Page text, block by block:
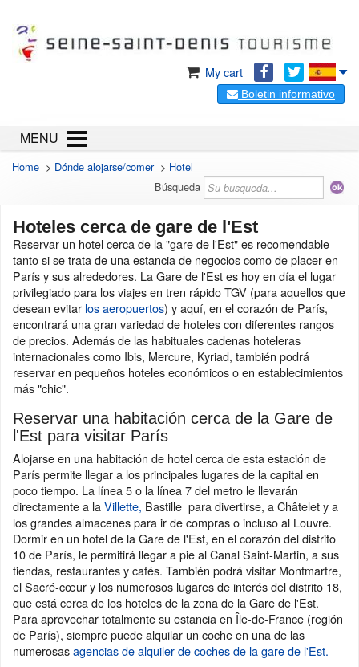
My cart
Boletin informativo
MENU
Home > Dónde alojarse/comer> Hotel
Búsqueda
Hoteles cerca de gare de l'Est
Reservar un hotel cerca de la "gare de l'Est" es recomendable
tanto si se trata de una estancia de negocios como de placer en
París y sus alrededores. La Gare de l'Est es hoy en día el lugar
privilegiado para los viajes en tren rápido TGV (para aquellos que
desean evitar los aeropuertos) y aquí, en el corazón de París,
encontrará una gran variedad de hoteles con diferentes rangos
de precios. Además de las habituales cadenas hoteleras
internacionales como Ibis, Mercure, Kyriad, también podrá
reservar en pequeños hoteles económicos o en establecimientos
más "chic".
Reservar una habitación cerca de la Gare de
l'Est para visitar París
Alojarse en una habitación de hotel cerca de esta estación de
París permite llegar a los principales lugares de la capital en
poco tiempo. La línea 5 o la línea 7 del metro le llevarán
directamente a laVillette, Bastille para divertirse, a Châtelet y a
los grandes almacenes para ir de compras o incluso al Louvre.
Dormir en un hotel de la Gare de l'Est, en el corazón del distrito
10 de París, le permitirá llegar a pie al Canal Saint-Martin, a sus
tiendas, restaurantes y cafés. También podrá visitar Montmartre,
el Sacré-cœur y los numerosos lugares de interés del distrito 18,
que está cerca de los hoteles de la zona de la Gare de l'Est.
Para aprovechar totalmente su estancia en Île-de-France (región
de París), siempre puede alquilar un coche en una de las
numerosasagencias de alquiler de coches de la gare de l'Est.